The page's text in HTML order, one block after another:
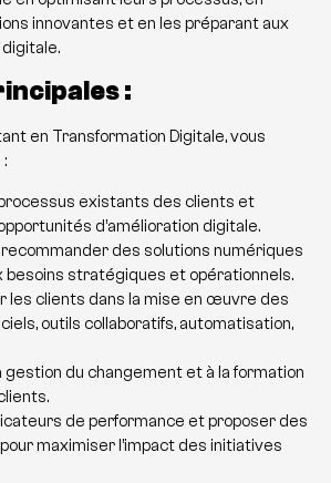
innovantes et en les préparant aux
digitale.
:
en Transformation Digitale, vous
existants des clients et
d’amélioration digitale.
des solutions numériques
besoins stratégiques et opérationnels.
les clients dans la mise en œuvre des
outils collaboratifs, automatisation,
gestion du changement et à la formation
de performance et proposer des
maximiser l’impact des initiatives